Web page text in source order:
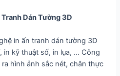
Dán Tường 3D
in ấn tranh dán tường 3D
in kỹ thuật số, in lụa, … Công
hình ảnh sắc nét, chân thực